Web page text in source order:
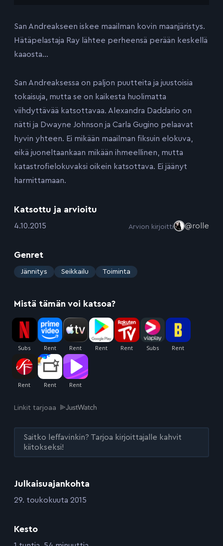
Julkaisuajankohta
:29. toukokuuta 2015
Kesto
San Andreakseen iskee maailman kovin maanjäristys.
Hätäpelastaja Ray lähtee perheensä perään keskellä
kaaosta…
San Andreaksessa on paljon puutteita ja juustoisia
tokaisuja, mutta se on kaikesta huolimatta
viihdyttävää katsottavaa. Alexandra Daddario on
nätti ja Dwayne Johnson ja Carla Gugino pelaavat
hyvin yhteen. Ei mikään maailman fiksuin elokuva,
eikä juoneltaankaan mikään ihmeellinen, mutta
katastrofielokuvaksi oikein katsottava. Ei jäänyt
harmittamaan.
Katsottu ja arvioitu
:4.10.2015 Arvion kirjoitti @rolle
Genret
: Jännitys Seikkailu Toiminta
Mistä tämän voi katsoa?
Linkit tarjoaa
Saitko leffavinkin? Tarjoa kirjoittajalle kahvit
kiitokseksi!